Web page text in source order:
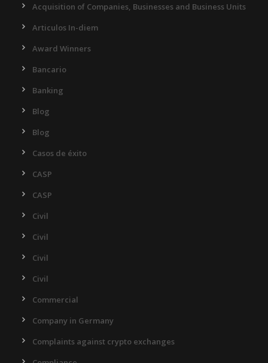
Acquisition of Companies, Businesses and Business Units
Articulos In-diem
Award Winners
Bancario
Banking
Blog
Blog
Casos de éxito
CASP
CASP
Civil
Civil
Civil
Civil
Commercial
Company in Germany
Complaints against crypto exchanges